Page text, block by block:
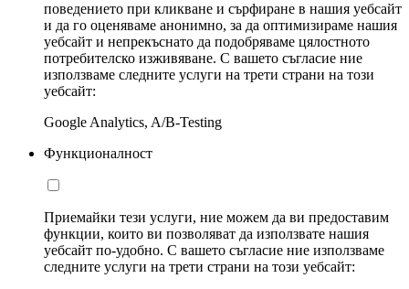
поведението при кликване и сърфиране в нашия уебсайт
и да го оценяваме анонимно, за да оптимизираме нашия
уебсайт и непрекъснато да подобряваме цялостното
потребителско изживяване. С вашето съгласие ние
използваме следните услуги на трети страни на този
уебсайт:
Google Analytics, A/B-Testing
Функционалност
Приемайки тези услуги, ние можем да ви предоставим
функции, които ви позволяват да използвате нашия
уебсайт по-удобно. С вашето съгласие ние използваме
следните услуги на трети страни на този уебсайт: